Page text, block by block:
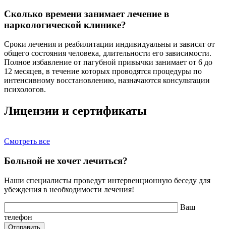
Сколько времени занимает лечение в
наркологической клинике?
Сроки лечения и реабилитации индивидуальны и зависят от
общего состояния человека, длительности его зависимости.
Полное избавление от пагубной привычки занимает от 6 до
12 месяцев, в течение которых проводятся процедуры по
интенсивному восстановлению, назначаются консультации
психологов.
Лицензии и сертификаты
Смотреть все
Больной не хочет лечиться?
Наши специалисты проведут интервенционную беседу для
убеждения в необходимости лечения!
Ваш
телефон